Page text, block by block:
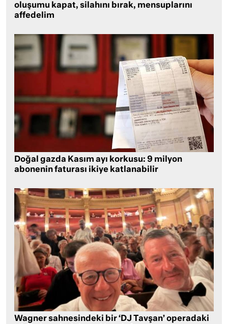
oluşumu kapat, silahını bırak, mensuplarını
affedelim
Doğal gazda Kasım ayı korkusu: 9 milyon
abonenin faturası ikiye katlanabilir
Wagner sahnesindeki bir ‘DJ Tavşan’ operadaki